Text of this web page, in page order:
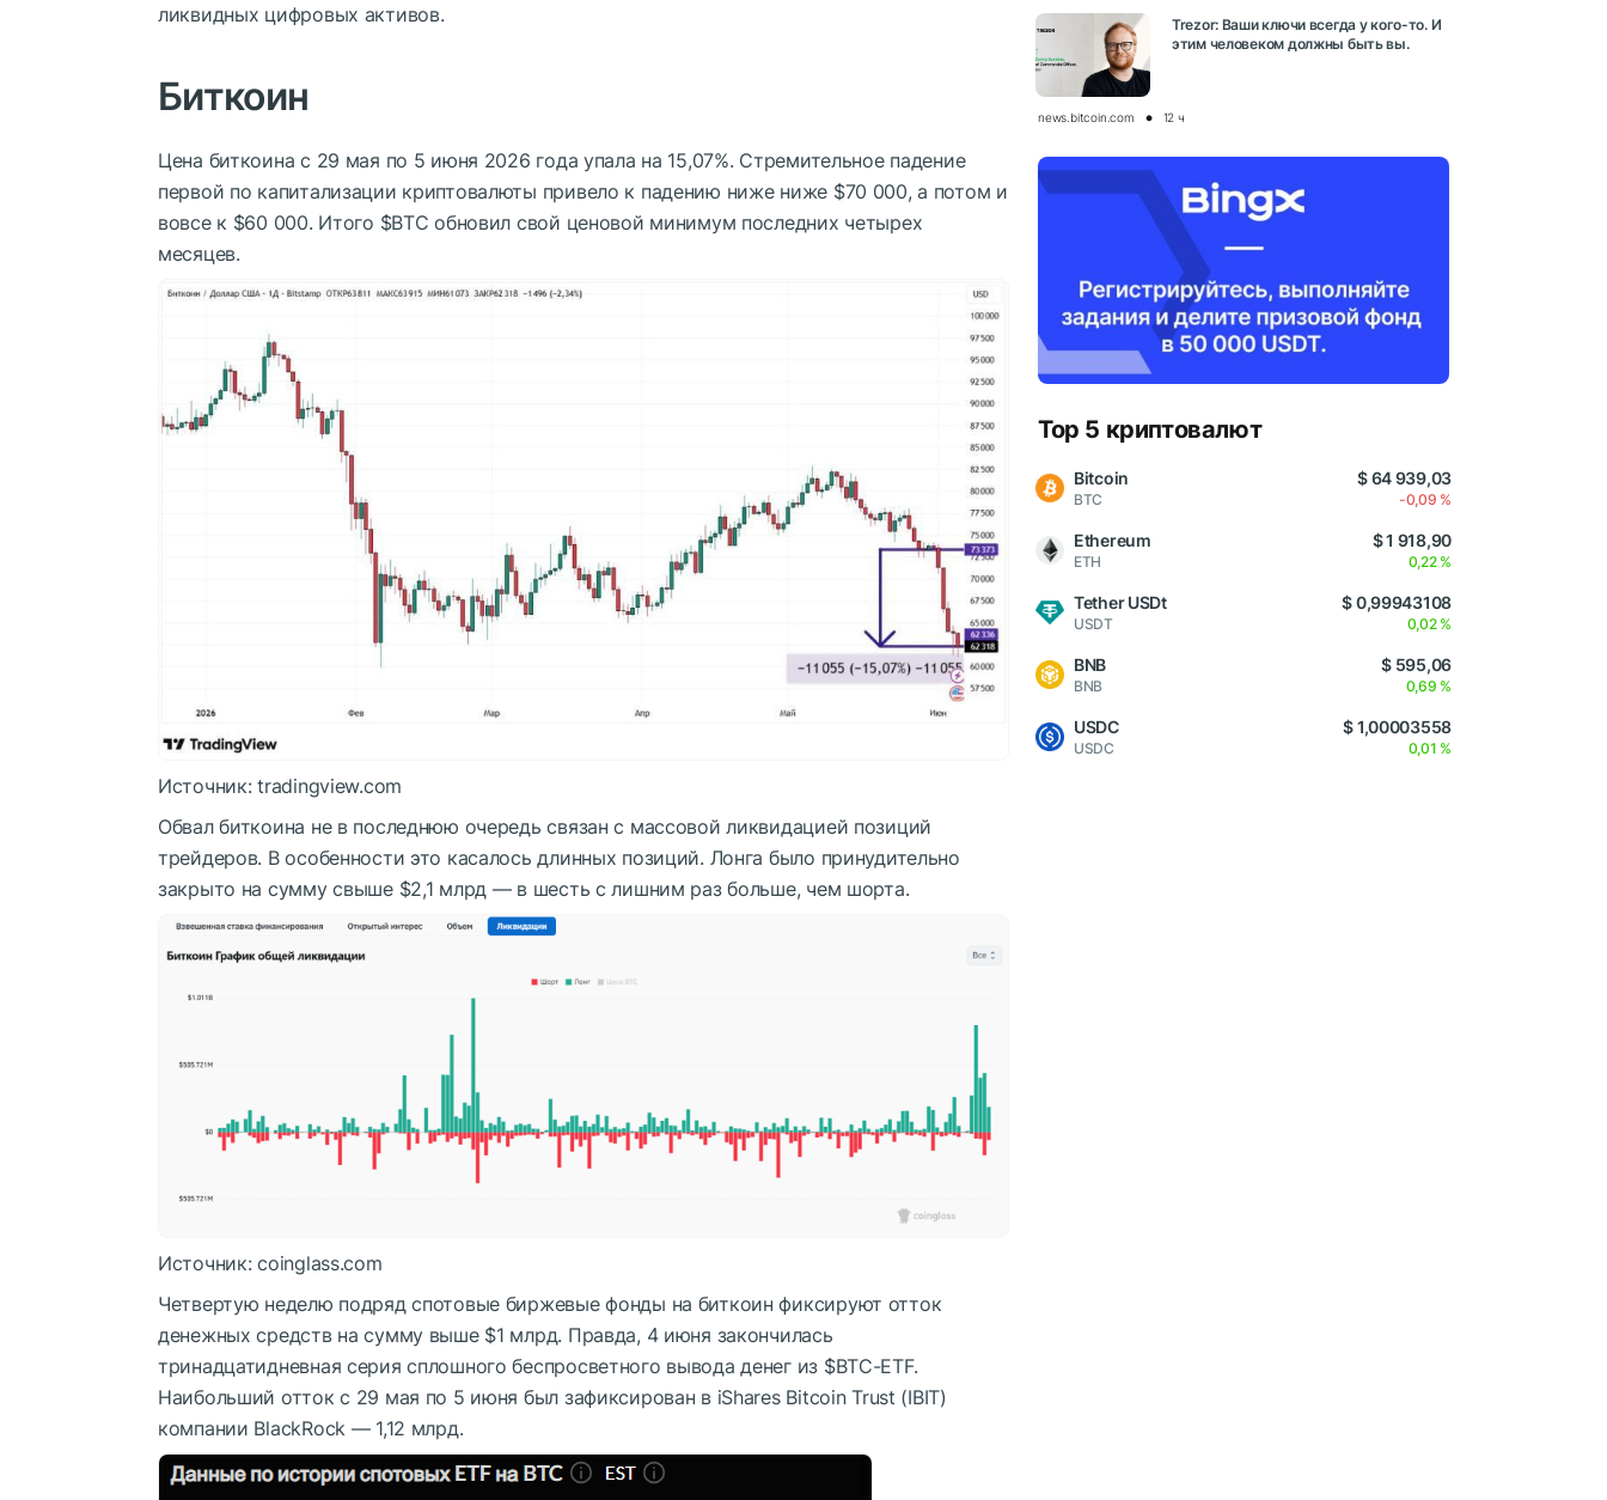
ликвидных цифровых активов.
Биткоин
Цена биткоина с 29 мая по 5 июня 2026 года упала на 15,07%. Стремительное падение
первой по капитализации криптовалюты привело к падению ниже ниже $70 000, а потом и
вовсе к $60 000. Итого $BTC обновил свой ценовой минимум последних четырех
месяцев.
Источник: tradingview.com
Обвал биткоина не в последнюю очередь связан с массовой ликвидацией позиций
трейдеров. В особенности это касалось длинных позиций. Лонга было принудительно
закрыто на сумму свыше $2,1 млрд — в шесть с лишним раз больше, чем шорта.
Источник: coinglass.com
Четвертую неделю подряд спотовые биржевые фонды на биткоин фиксируют отток
денежных средств на сумму выше $1 млрд. Правда, 4 июня закончилась
тринадцатидневная серия сплошного беспросветного вывода денег из $BTC-ETF.
Наибольший отток с 29 мая по 5 июня был зафиксирован в iShares Bitcoin Trust (IBIT)
компании BlackRock — 1,12 млрд.
Trezor: Ваши ключи всегда у кого-то. И
этим человеком должны быть вы.
news.bitcoin.com 12 ч
Top 5 криптовалют
Bitcoin
BTC
$ 64 939,03
-0,09 %
Ethereum
ETH
$ 1 918,90
0,22 %
Tether USDt
USDT
$ 0,99943108
0,02 %
BNB
BNB
$ 595,06
0,69 %
USDC
USDC
$ 1,00003558
0,01 %